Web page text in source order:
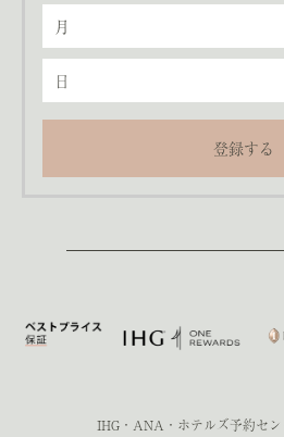
登録する
IHG・ANA・ホテルズ予約セ